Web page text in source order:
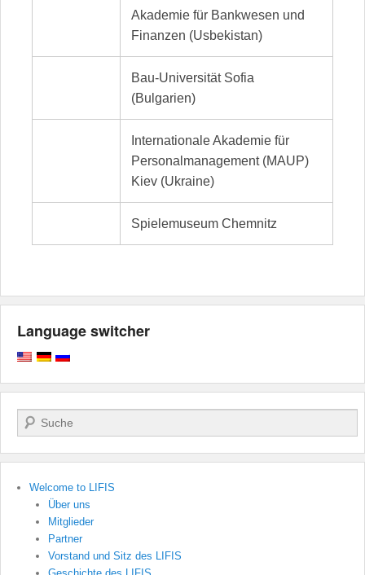
Akademie für Bankwesen und
Finanzen (Usbekistan)
Bau-Universität Sofia
(Bulgarien)
Internationale Akademie für
Personalmanagement (MAUP)
Kiev (Ukraine)
Spielemuseum Chemnitz
Language switcher
Search
Welcome to LIFIS
Über uns
Mitglieder
Partner
Vorstand und Sitz des LIFIS